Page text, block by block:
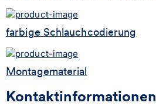
farbige Schlauchcodierung
Montagematerial
Kontaktinformationen